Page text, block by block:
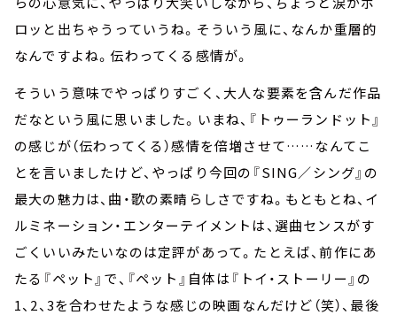
ロッと出ちゃうっていうね。そういう風に、なんか重層的
なんですよね。伝わってくる感情が。
そういう意味でやっぱりすごく、大人な要素を含んだ作品
だなという風に思いました。いまね、『トゥーランドット』
の感じが（伝わってくる）感情を倍増させて……なんてこ
とを言いましたけど、やっぱり今回の『SING／シング』の
最大の魅力は、曲・歌の素晴らしさですね。もともとね、イ
ルミネーション・エンターテイメントは、選曲センスがす
ごくいいみたいなのは定評があって。たとえば、前作にあ
たる『ペット』で、『ペット』自体は『トイ・ストーリー』の
1、2、3を合わせたような感じの映画なんだけど（笑）、最後